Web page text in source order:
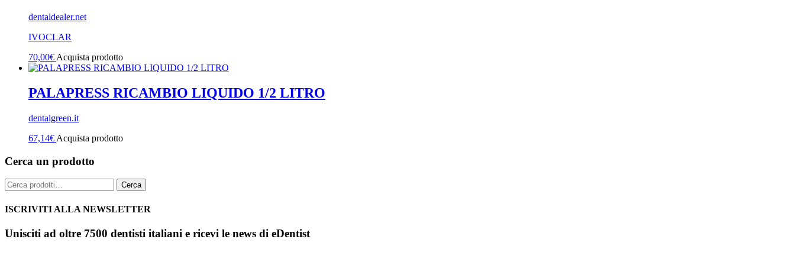
dentaldealer.net
IVOCLAR
70,00€ Acquista prodotto
PALAPRESS RICAMBIO LIQUIDO 1/2 LITRO
dentalgreen.it
67,14€ Acquista prodotto
Cerca un prodotto
Cerca: Cerca
ISCRIVITI ALLA NEWSLETTER
Unisciti ad oltre 7500 dentisti italiani e ricevi le news di eDentist